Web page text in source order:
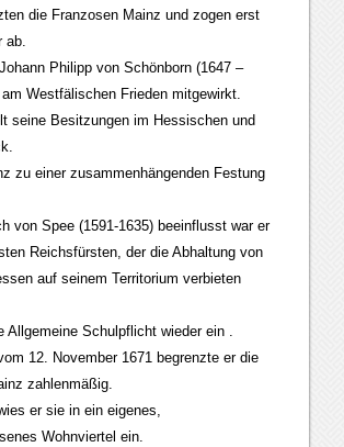
die Franzosen Mainz und zogen erst
ab.
Philipp von Schönborn (1647 –
Westfälischen Frieden mitgewirkt.
seine Besitzungen im Hessischen und
zu einer zusammenhängenden Festung
von Spee (1591-1635) beeinflusst war er
Reichsfürsten, der die Abhaltung von
auf seinem Territorium verbieten
Allgemeine Schulpflicht wieder ein .
12. November 1671 begrenzte er die
zahlenmäßig.
er sie in ein eigenes,
Wohnviertel ein.